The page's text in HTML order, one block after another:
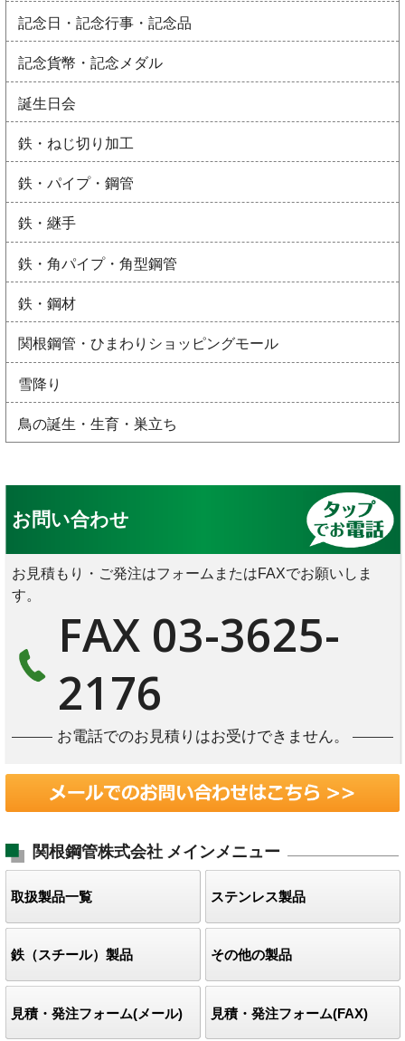
記念日・記念行事・記念品
記念貨幣・記念メダル
誕生日会
鉄・ねじ切り加工
鉄・パイプ・鋼管
鉄・継手
鉄・角パイプ・角型鋼管
鉄・鋼材
関根鋼管・ひまわりショッピングモール
雪降り
鳥の誕生・生育・巣立ち
お問い合わせ
お見積もり・ご発注はフォームまたはFAXでお願いしま
す。
FAX 03-3625-
2176
お電話でのお見積りはお受けできません。
関根鋼管株式会社 メインメニュー
取扱製品一覧 ステンレス製品
鉄（スチール）製品 その他の製品
見積・発注フォーム(メール) 見積・発注フォーム(FAX)